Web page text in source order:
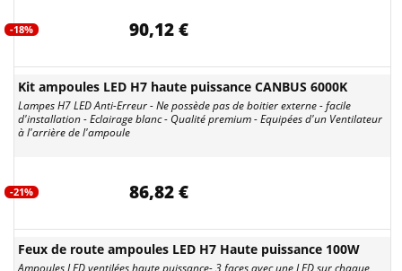
-18% 90,12 €
Kit ampoules LED H7 haute puissance CANBUS 6000K
Lampes H7 LED Anti-Erreur - Ne possède pas de boitier externe - facile
d'installation - Eclairage blanc - Qualité premium - Equipées d'un Ventilateur
à l'arrière de l'ampoule
-21% 86,82 €
Feux de route ampoules LED H7 Haute puissance 100W
Ampoules LED ventilées haute puissance- 3 faces avec une LED sur chaque